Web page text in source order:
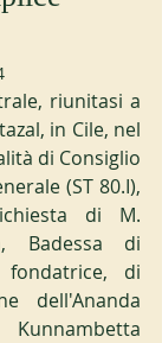
riunitasi a
in Cile, nel
di Consiglio
(ST 80.I),
di M.
Badessa di
di
dell'Ananda